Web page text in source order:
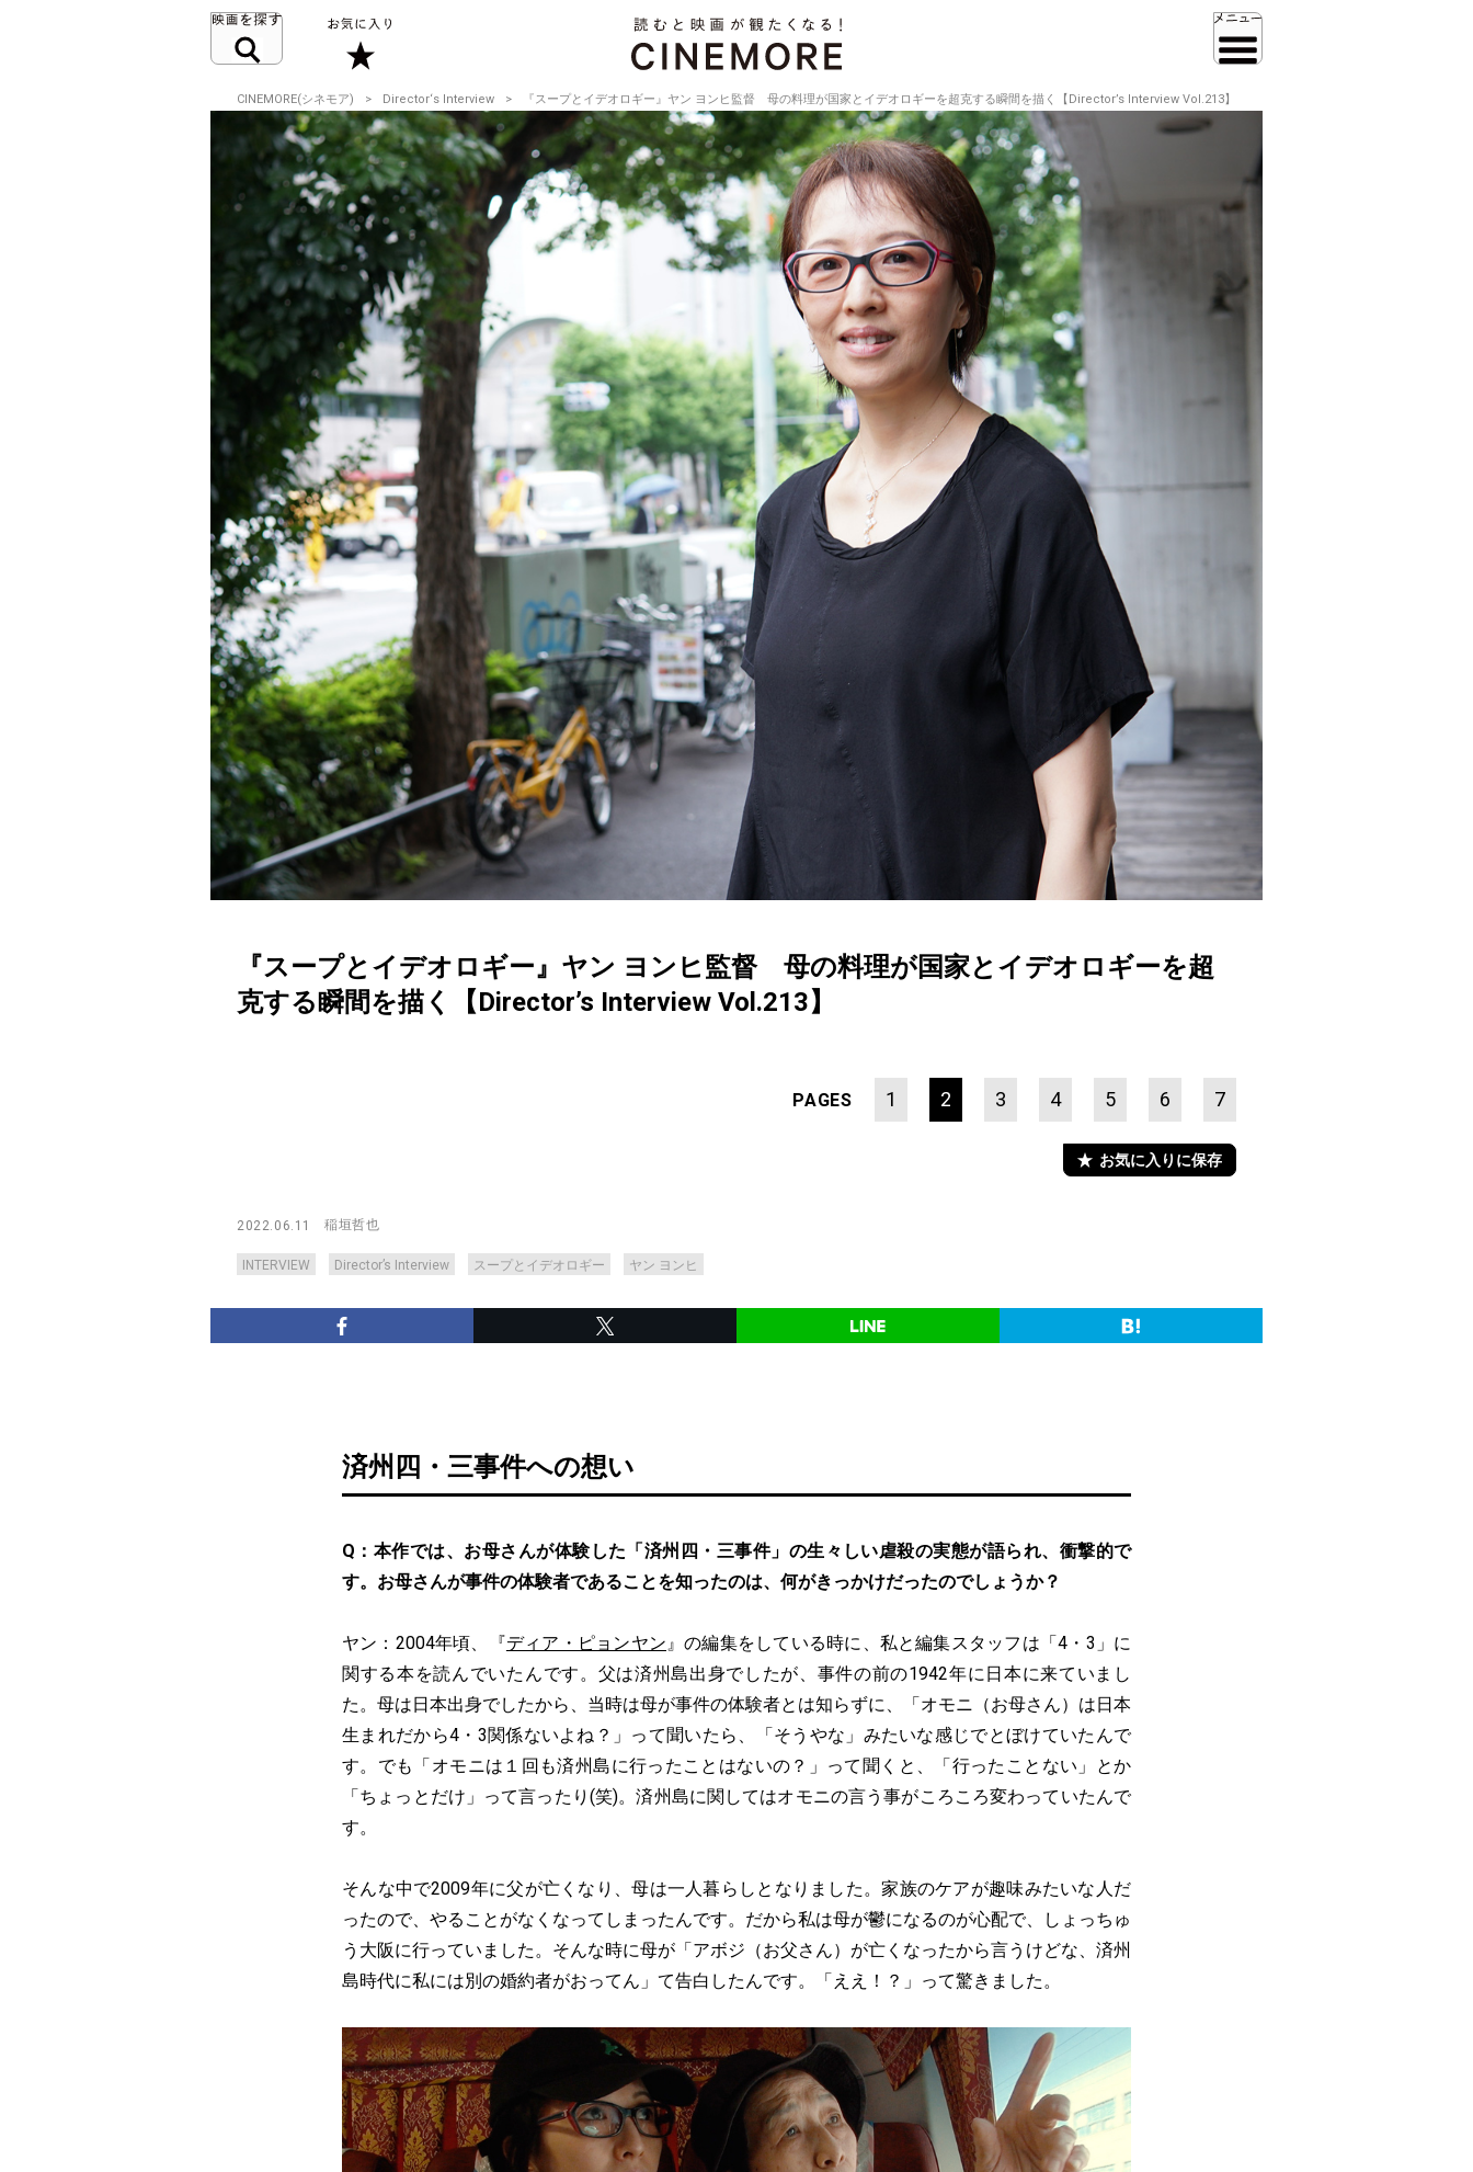
CINEMORE(シネモア) Director‘s Interview 『スープとイデオロギー』ヤン ヨンヒ監督 母の料理が国家とイデオロギーを超克する瞬間を描く【Director’s Interview Vol.213】
『スープとイデオロギー』ヤン ヨンヒ監督 母の料理が国家とイデオロギーを超
克する瞬間を描く【Director’s Interview Vol.213】
PAGES 1 2 3 4 5 6 7
お気に入りに保存
2022.06.11 稲垣哲也
INTERVIEW Director’s Interview スープとイデオロギー ヤン ヨンヒ
済州四・三事件への想い
Q：本作では、お母さんが体験した「済州四・三事件」の生々しい虐殺の実態が語られ、衝撃的で
す。お母さんが事件の体験者であることを知ったのは、何がきっかけだったのでしょうか？
ヤン：2004年頃、『ディア・ピョンヤン』の編集をしている時に、私と編集スタッフは「4・3」に
関する本を読んでいたんです。父は済州島出身でしたが、事件の前の1942年に日本に来ていまし
た。母は日本出身でしたから、当時は母が事件の体験者とは知らずに、「オモニ（お母さん）は日本
生まれだから4・3関係ないよね？」って聞いたら、「そうやな」みたいな感じでとぼけていたんで
す。でも「オモニは１回も済州島に行ったことはないの？」って聞くと、「行ったことない」とか
「ちょっとだけ」って言ったり(笑)。済州島に関してはオモニの言う事がころころ変わっていたんで
す。
そんな中で2009年に父が亡くなり、母は一人暮らしとなりました。家族のケアが趣味みたいな人だ
ったので、やることがなくなってしまったんです。だから私は母が鬱になるのが心配で、しょっちゅ
う大阪に行っていました。そんな時に母が「アボジ（お父さん）が亡くなったから言うけどな、済州
島時代に私には別の婚約者がおってん」て告白したんです。「ええ！？」って驚きました。